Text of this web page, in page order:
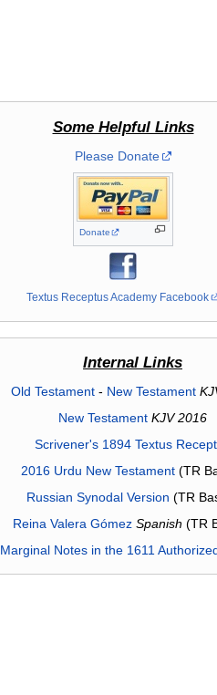
Some Helpful Links
Please Donate
Donate
Textus Receptus Academy Facebook
Internal Links
Old Testament- New Testament
New Testament KJV 2016
Scrivener's 1894 Textus
2016 Urdu New Testament(TR
Russian Synodal Version (TR
Reina Valera Gómez Spanish (TR
Marginal Notes in the 1611